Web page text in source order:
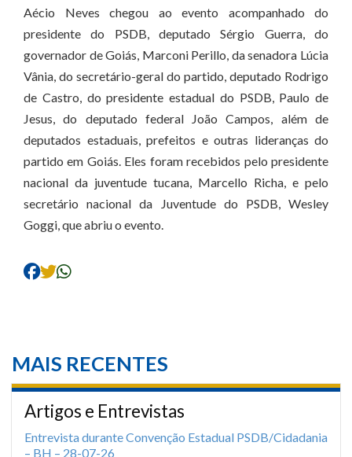
Aécio Neves chegou ao evento acompanhado do
presidente do PSDB, deputado Sérgio Guerra, do
governador de Goiás, Marconi Perillo, da senadora Lúcia
Vânia, do secretário-geral do partido, deputado Rodrigo
de Castro, do presidente estadual do PSDB, Paulo de
Jesus, do deputado federal João Campos, além de
deputados estaduais, prefeitos e outras lideranças do
partido em Goiás. Eles foram recebidos pelo presidente
nacional da juventude tucana, Marcello Richa, e pelo
secretário nacional da Juventude do PSDB, Wesley
Goggi, que abriu o evento.
MAIS RECENTES
Artigos e Entrevistas
Entrevista durante Convenção Estadual PSDB/Cidadania
– BH – 28-07-26